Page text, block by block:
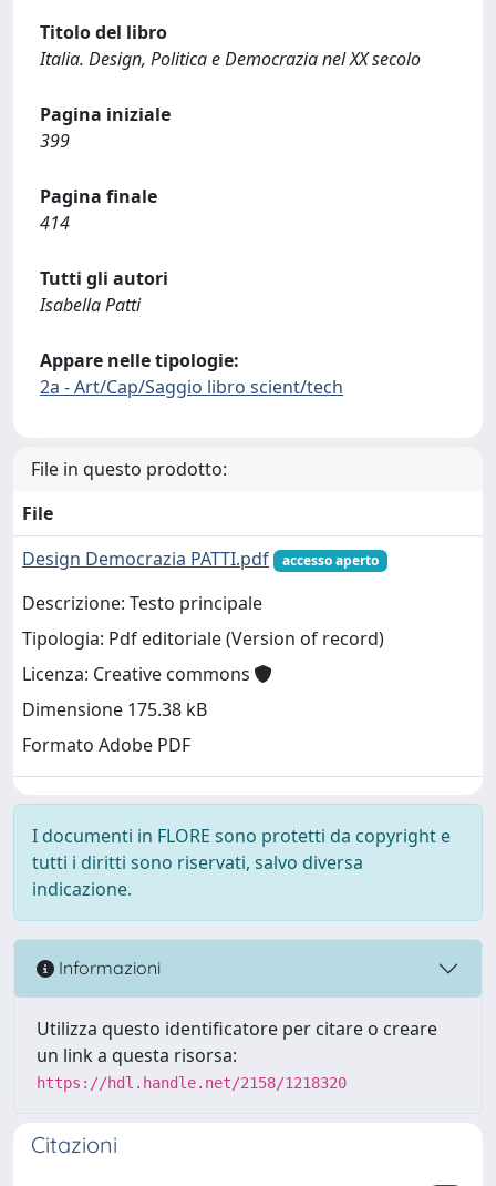
Titolo del libro
Italia. Design, Politica e Democrazia nel XX secolo
Pagina iniziale
399
Pagina finale
414
Tutti gli autori
Isabella Patti
Appare nelle tipologie:
2a - Art/Cap/Saggio libro scient/tech
File in questo prodotto:
File
Design Democrazia PATTI.pdf
accesso aperto
Descrizione: Testo principale
Tipologia: Pdf editoriale (Version of record)
Licenza: Creative commons
Dimensione 175.38 kB
Formato Adobe PDF
I documenti in FLORE sono protetti da copyright e
tutti i diritti sono riservati, salvo diversa
indicazione.
Informazioni
Utilizza questo identificatore per citare o creare
un link a questa risorsa:
https://hdl.handle.net/2158/1218320
Citazioni